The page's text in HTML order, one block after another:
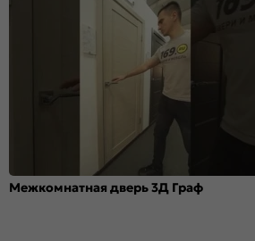
Межкомнатная дверь 3Д Граф